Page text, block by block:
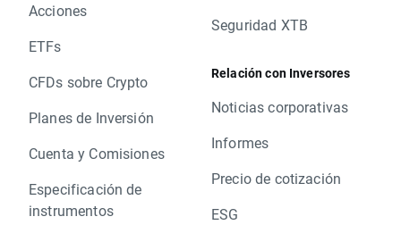
Acciones
ETFs
CFDs sobre Crypto
Planes de Inversión
Cuenta y Comisiones
Especificación de
instrumentos
Seguridad XTB
Relación con Inversores
Noticias corporativas
Informes
Precio de cotización
ESG